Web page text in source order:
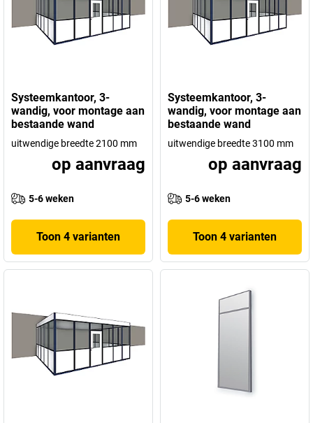
Systeemkantoor, 3-
wandig, voor montage aan
bestaande wand
uitwendige breedte 2100 mm
op aanvraag
5-6 weken
Toon 4 varianten
Systeemkantoor, 3-
wandig, voor montage aan
bestaande wand
uitwendige breedte 3100 mm
op aanvraag
5-6 weken
Toon 4 varianten